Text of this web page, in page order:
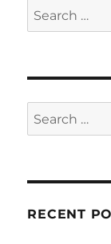
Search
for:
Search
for:
RECENT